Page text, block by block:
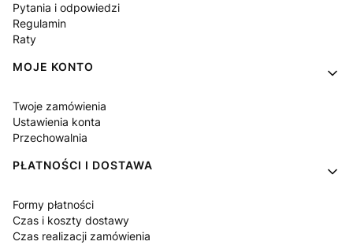
Pytania i odpowiedzi
Regulamin
Raty
MOJE KONTO
Twoje zamówienia
Ustawienia konta
Przechowalnia
PŁATNOŚCI I DOSTAWA
Formy płatności
Czas i koszty dostawy
Czas realizacji zamówienia